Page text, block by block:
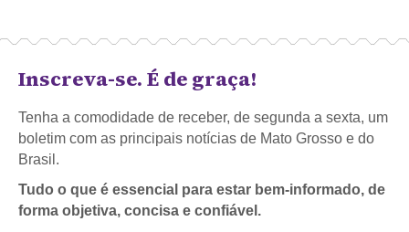
Inscreva-se. É de graça!
Tenha a comodidade de receber, de segunda a sexta, um
boletim com as principais notícias de Mato Grosso e do
Brasil.
Tudo o que é essencial para estar bem-informado, de
forma objetiva, concisa e confiável.